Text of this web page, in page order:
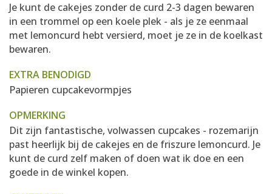
Je kunt de cakejes zonder de curd 2-3 dagen bewaren
in een trommel op een koele plek - als je ze eenmaal
met lemoncurd hebt versierd, moet je ze in de koelkast
bewaren.
EXTRA BENODIGD
Papieren cupcakevormpjes
OPMERKING
Dit zijn fantastische, volwassen cupcakes - rozemarijn
past heerlijk bij de cakejes en de friszure lemoncurd. Je
kunt de curd zelf maken of doen wat ik doe en een
goede in de winkel kopen.